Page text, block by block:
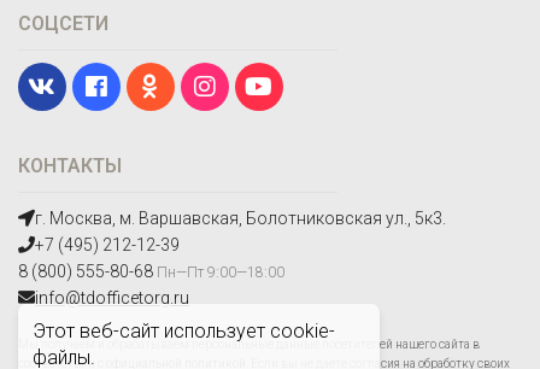
Этот веб-сайт использует cookie-
файлы.
КОНТАКТЫ
г. Москва, м. Варшавская, Болотниковская ул., 5к3.
+7 (495) 212-12-39
8 (800) 555-80-68 Пн—Пт 9:00—18:00
info@tdofficetorg.ru
Мы получаем и обрабатываем персональные данные посетителей нашего сайта в
соответствии с
. Если вы не даете согласия на обработку своих
СОЦСЕТИ